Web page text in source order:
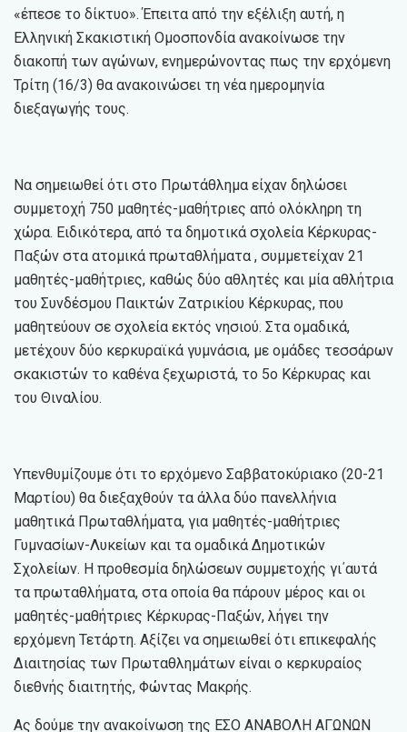
«έπεσε το δίκτυο». Έπειτα από την εξέλιξη αυτή, η
Ελληνική Σκακιστική Ομοσπονδία ανακοίνωσε την
διακοπή των αγώνων, ενημερώνοντας πως την ερχόμενη
Τρίτη (16/3) θα ανακοινώσει τη νέα ημερομηνία
διεξαγωγής τους.
Να σημειωθεί ότι στο Πρωτάθλημα είχαν δηλώσει
συμμετοχή 750 μαθητές-μαθήτριες από ολόκληρη τη
χώρα. Ειδικότερα, από τα δημοτικά σχολεία Κέρκυρας-
Παξών στα ατομικά πρωταθλήματα , συμμετείχαν 21
μαθητές-μαθήτριες, καθώς δύο αθλητές και μία αθλήτρια
του Συνδέσμου Παικτών Ζατρικίου Κέρκυρας, που
μαθητεύουν σε σχολεία εκτός νησιού. Στα ομαδικά,
μετέχουν δύο κερκυραϊκά γυμνάσια, με ομάδες τεσσάρων
σκακιστών το καθένα ξεχωριστά, το 5ο Κέρκυρας και
του Θιναλίου.
Υπενθυμίζουμε ότι το ερχόμενο Σαββατοκύριακο (20-21
Μαρτίου) θα διεξαχθούν τα άλλα δύο πανελλήνια
μαθητικά Πρωταθλήματα, για μαθητές-μαθήτριες
Γυμνασίων-Λυκείων και τα ομαδικά Δημοτικών
Σχολείων. Η προθεσμία δηλώσεων συμμετοχής γι΄αυτά
τα πρωταθλήματα, στα οποία θα πάρουν μέρος και οι
μαθητές-μαθήτριες Κέρκυρας-Παξών, λήγει την
ερχόμενη Τετάρτη. Αξίζει να σημειωθεί ότι επικεφαλής
Διαιτησίας των Πρωταθλημάτων είναι ο κερκυραίος
διεθνής διαιτητής, Φώντας Μακρής.
Ας δούμε την ανακοίνωση της ΕΣΟ ΑΝΑΒΟΛΗ ΑΓΩΝΩΝ